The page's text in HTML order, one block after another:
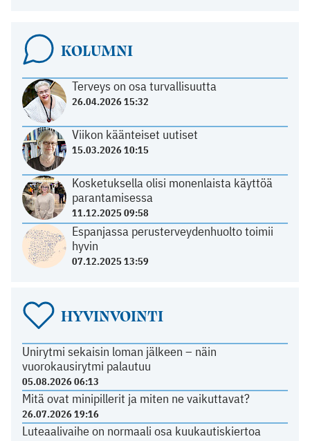
KOLUMNI
Terveys on osa turvallisuutta
26.04.2026 15:32
Viikon käänteiset uutiset
15.03.2026 10:15
Kosketuksella olisi monenlaista käyttöä
parantamisessa
11.12.2025 09:58
Espanjassa perusterveydenhuolto toimii
hyvin
07.12.2025 13:59
HYVINVOINTI
Unirytmi sekaisin loman jälkeen – näin
vuorokausirytmi palautuu
05.08.2026 06:13
Mitä ovat minipillerit ja miten ne vaikuttavat?
26.07.2026 19:16
Luteaalivaihe on normaali osa kuukautiskiertoa